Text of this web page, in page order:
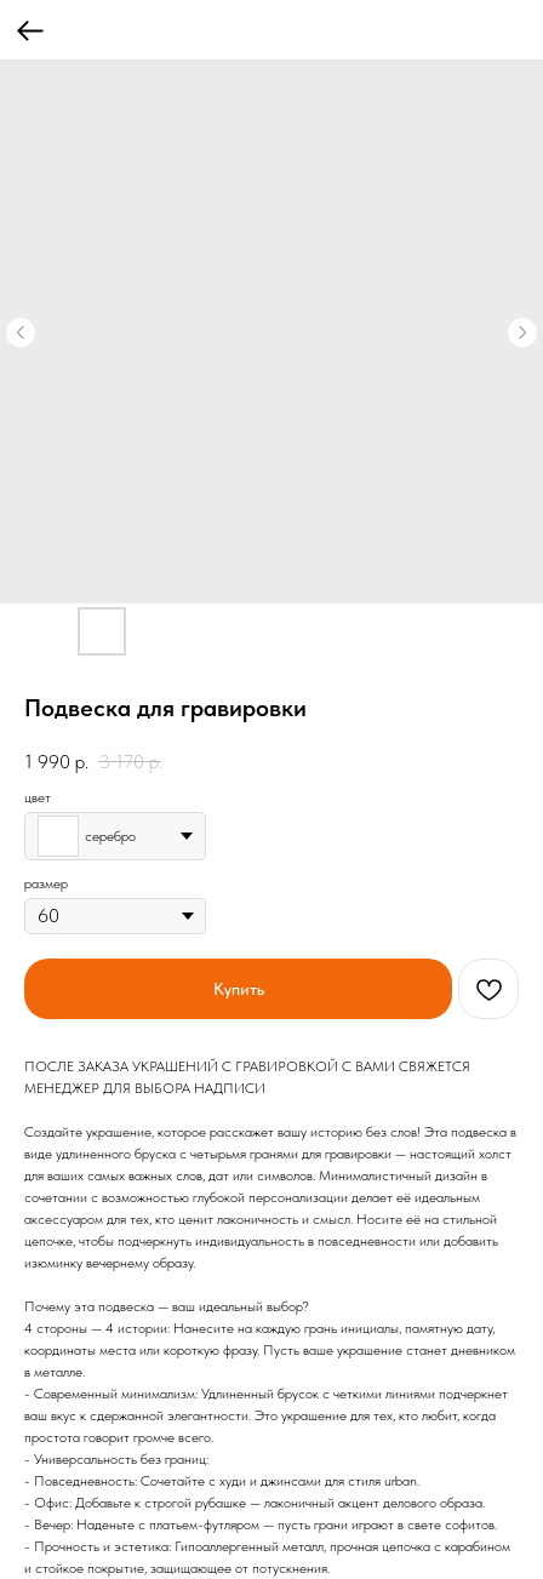
Подвеска для гравировки
1 990 р. 3 170 р.
цвет
серебро
размер
Купить
ПОСЛЕ ЗАКАЗА УКРАШЕНИЙ С ГРАВИРОВКОЙ С ВАМИ СВЯЖЕТСЯ
МЕНЕДЖЕР ДЛЯ ВЫБОРА НАДПИСИ
Создайте украшение, которое расскажет вашу историю без слов! Эта подвеска в
виде удлиненного бруска с четырьмя гранями для гравировки — настоящий холст
для ваших самых важных слов, дат или символов. Минималистичный дизайн в
сочетании с возможностью глубокой персонализации делает её идеальным
аксессуаром для тех, кто ценит лаконичность и смысл. Носите её на стильной
цепочке, чтобы подчеркнуть индивидуальность в повседневности или добавить
изюминку вечернему образу.
Почему эта подвеска — ваш идеальный выбор?
4 стороны — 4 истории: Нанесите на каждую грань инициалы, памятную дату,
координаты места или короткую фразу. Пусть ваше украшение станет дневником
в металле.
- Современный минимализм: Удлиненный брусок с четкими линиями подчеркнет
ваш вкус к сдержанной элегантности. Это украшение для тех, кто любит, когда
простота говорит громче всего.
- Универсальность без границ:
- Повседневность: Сочетайте с худи и джинсами для стиля urban.
- Офис: Добавьте к строгой рубашке — лаконичный акцент делового образа.
- Вечер: Наденьте с платьем-футляром — пусть грани играют в свете софитов.
- Прочность и эстетика: Гипоаллергенный металл, прочная цепочка с карабином
и стойкое покрытие, защищающее от потускнения.